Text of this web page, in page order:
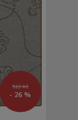
513 Kč
- 26 %